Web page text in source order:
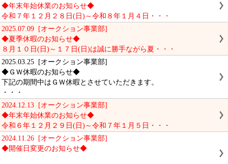
◆年末年始休業のお知らせ◆
令和７年１２月２８日(日)～令和８年１月４日・・・
2025.07.09 [オークション事業部]
◆夏季休暇のお知らせ◆
８月１０日(日)～１７日(日)は誠に勝手ながら夏・・・
2025.03.25 [オークション事業部]
◆ＧＷ休暇のお知らせ◆
下記の期間中はＧＷ休暇とさせていただきます。
・・・
2024.12.13 [オークション事業部]
◆年末年始休業のお知らせ◆
令和６年１２月２９日(日)～令和７年１月５日・・・
2024.11.26 [オークション事業部]
◆開催日変更のお知らせ◆